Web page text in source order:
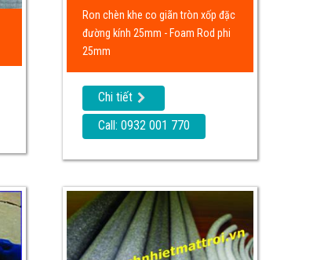
Ron chèn khe co giãn tròn xốp đặc
đường kính 25mm - Foam Rod phi
25mm
Chi tiết
Call: 0932 001 770